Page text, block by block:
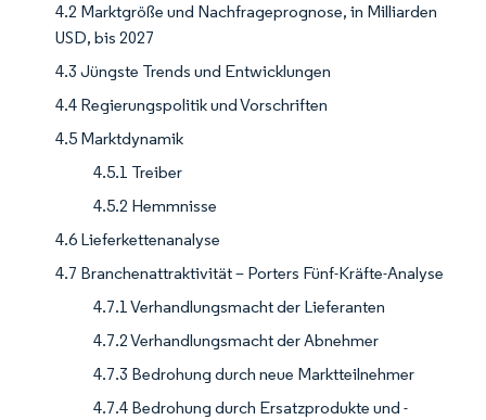
4.2 Marktgröße und Nachfrageprognose, in Milliarden
USD, bis 2027
4.3 Jüngste Trends und Entwicklungen
4.4 Regierungspolitik und Vorschriften
4.5 Marktdynamik
4.5.1 Treiber
4.5.2 Hemmnisse
4.6 Lieferkettenanalyse
4.7 Branchenattraktivität – Porters Fünf-Kräfte-Analyse
4.7.1 Verhandlungsmacht der Lieferanten
4.7.2 Verhandlungsmacht der Abnehmer
4.7.3 Bedrohung durch neue Marktteilnehmer
4.7.4 Bedrohung durch Ersatzprodukte und -